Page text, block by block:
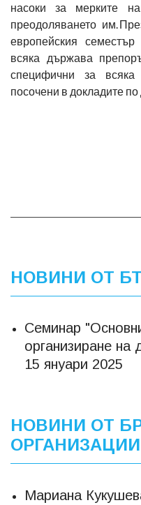
насоки за мерките
преодоляването им.
европейския
всяка държава
специфични за всяка
посочени в докладите
НОВИНИ ОТ
Семинар
организиране на
15 януари 2025
НОВИНИ ОТ
ОРГАНИЗАЦИИ
Мариана